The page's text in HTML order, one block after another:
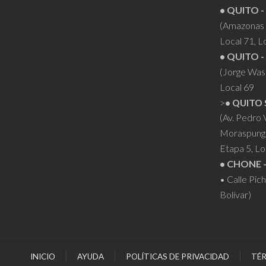
• QUITO -
Local 71,
• QUITO -
(Jorge
Local 69
>• QUITO
(Av. Pedro
Etapa 5,
• CHONE
• Calle
Bolívar)
INICIO AYUDA POLÍTICAS DE PRIVACIDAD